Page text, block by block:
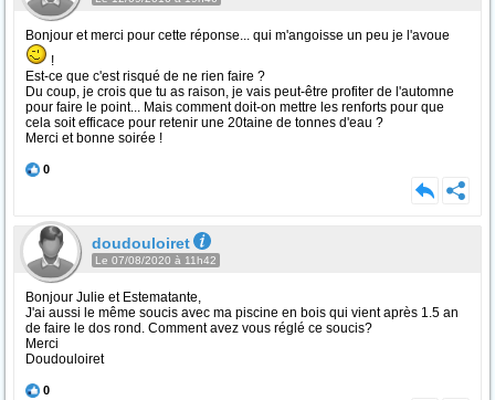
Bonjour et merci pour cette réponse... qui m'angoisse un peu je l'avoue
!
Est-ce que c'est risqué de ne rien faire ?
Du coup, je crois que tu as raison, je vais peut-être profiter de l'automne
pour faire le point... Mais comment doit-on mettre les renforts pour que
cela soit efficace pour retenir une 20taine de tonnes d'eau ?
Merci et bonne soirée !
0
doudouloiret
Le 07/08/2020 à 11h42
Bonjour Julie et Estematante,
J'ai aussi le même soucis avec ma piscine en bois qui vient après 1.5 an
de faire le dos rond. Comment avez vous réglé ce soucis?
Merci
Doudouloiret
0